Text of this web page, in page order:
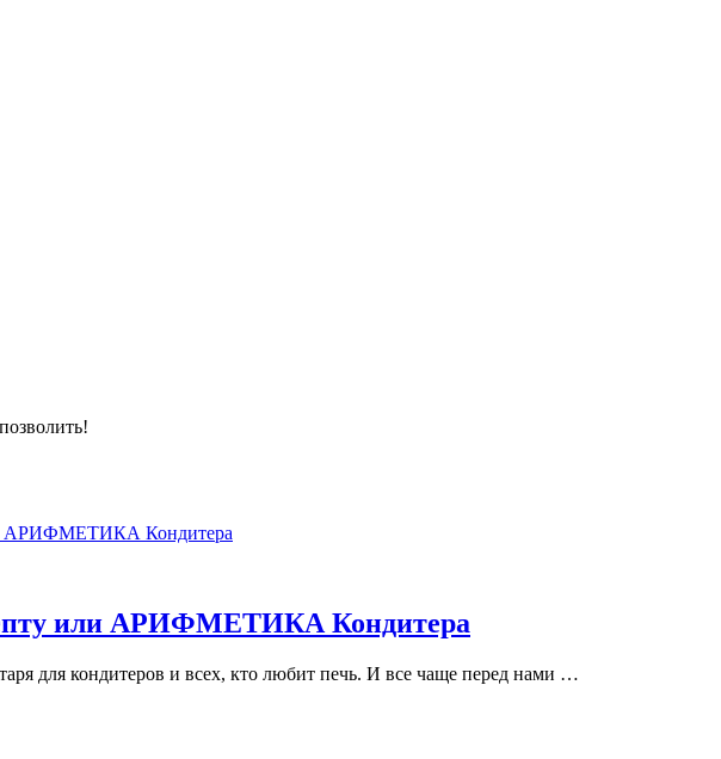
или АРИФМЕТИКА Кондитера
для кондитеров и всех, кто любит печь. И все чаще перед нами …